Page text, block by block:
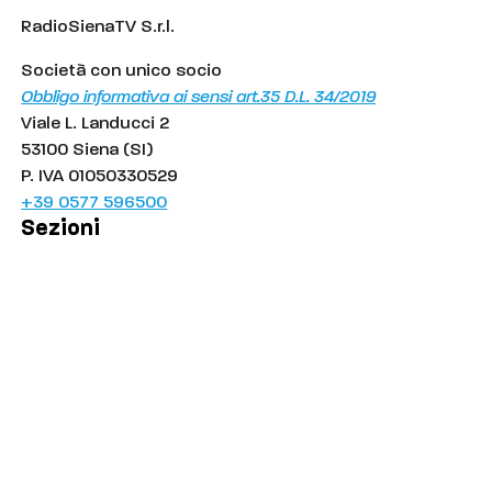
RadioSienaTV S.r.l.
Società con unico socio
Obbligo informativa ai sensi art.35 D.L. 34/2019
Viale L. Landucci 2
53100 Siena (SI)
P. IVA 01050330529
+39 0577 596500
Sezioni